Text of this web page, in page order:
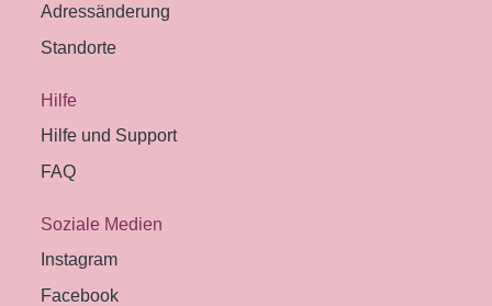
Adressänderung
Standorte
Hilfe
Hilfe und Support
FAQ
Soziale Medien
Instagram
Facebook